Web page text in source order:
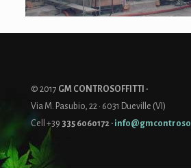
© 2017 GM CONTROSOFFITTI ·
Via M. Pasubio, 22 · 6031 Dueville (VI)
Cell +39 335 6060172 ·